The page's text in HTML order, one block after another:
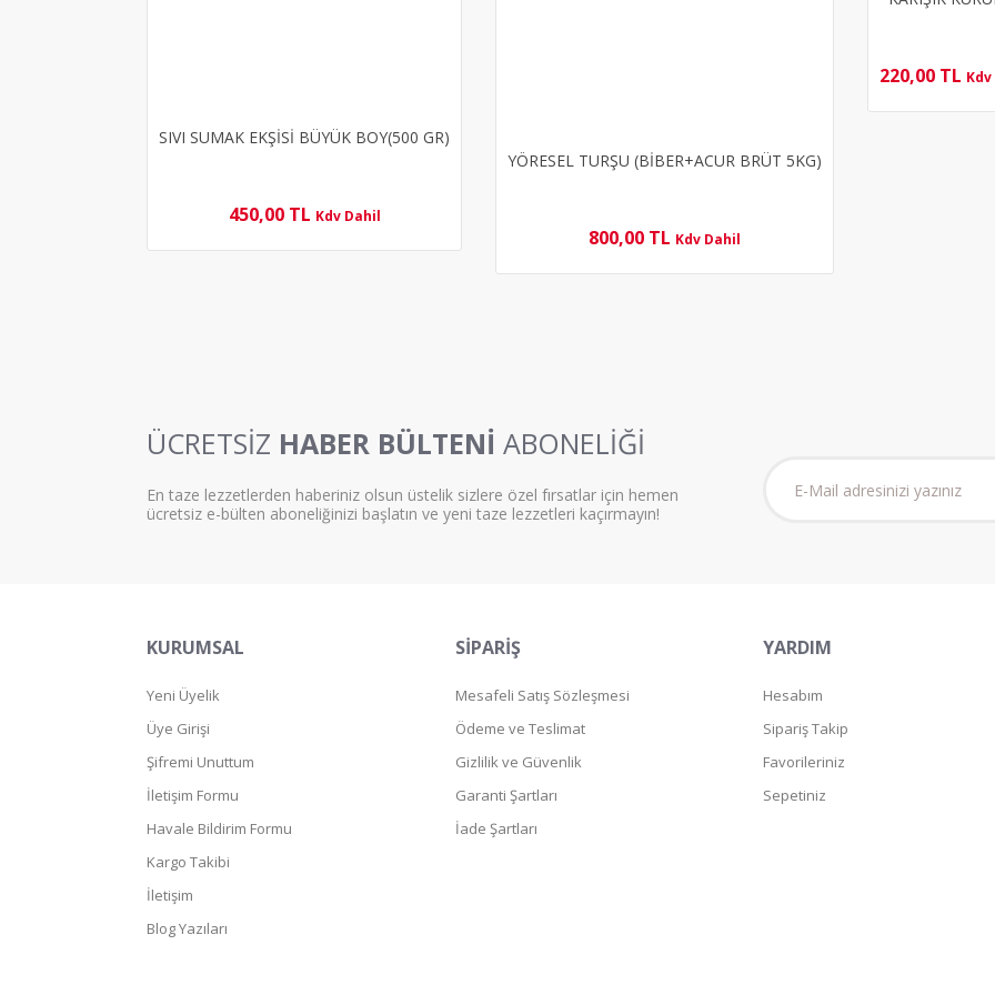
SIVI SUMAK EKŞİSİ BÜYÜK BOY(500 GR)
450,00 TL Kdv Dahil
YÖRESEL TURŞU (BİBER+ACUR BRÜT 5KG)
800,00 TL Kdv Dahil
220,00 TL
ÜCRETSİZ HABER BÜLTENİ ABONELİĞİ
En taze lezzetlerden haberiniz olsun üstelik sizlere özel fırsatlar için hemen
ücretsiz e-bülten aboneliğinizi başlatın ve yeni taze lezzetleri kaçırmayın!
KURUMSAL
Yeni Üyelik
Üye Girişi
Şifremi Unuttum
İletişim Formu
Havale Bildirim Formu
Kargo Takibi
İletişim
Blog Yazıları
SİPARİŞ
Mesafeli Satış Sözleşmesi
Ödeme ve Teslimat
Gizlilik ve Güvenlik
Garanti Şartları
İade Şartları
YARDIM
Hesabım
Sipariş Takip
Favorileriniz
Sepetiniz